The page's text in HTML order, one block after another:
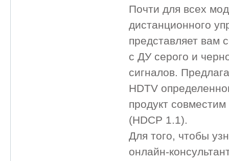
Почти для всех
дистанционного
представляет вам
с ДУ серого и
сигналов.
HDTV
продукт
(HDCP 1.1).
Для того, чтобы
онлайн-